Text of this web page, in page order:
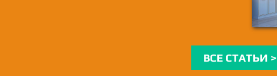
ВСЕ СТАТЬИ >